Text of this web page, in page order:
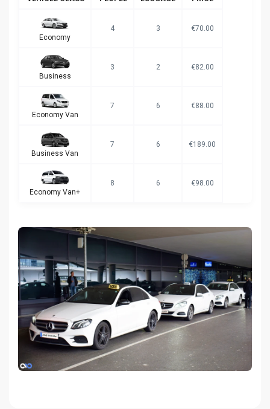
Economy
4 3 €70.00
Business
3 2 €82.00
Economy Van
7 6 €88.00
Business Van
7 6 €189.00
Economy Van+
8 6 €98.00